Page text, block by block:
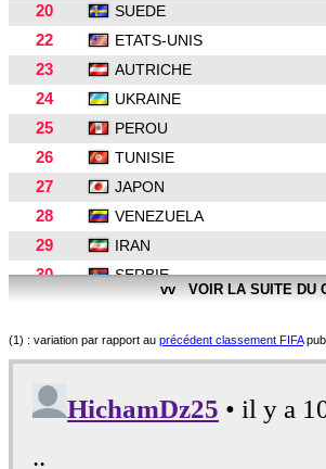
20
SUEDE
22
ETATS-UNIS
23
AUTRICHE
24
UKRAINE
25
PEROU
26
TUNISIE
27
JAPON
28
VENEZUELA
29
IRAN
30
SERBIE
32
TURQUIE
33
SLOVAQUIE
34
35
MAROC
vv VOIR LA SUITE DU
(1) : variation par rapport au précédent classement FIFA